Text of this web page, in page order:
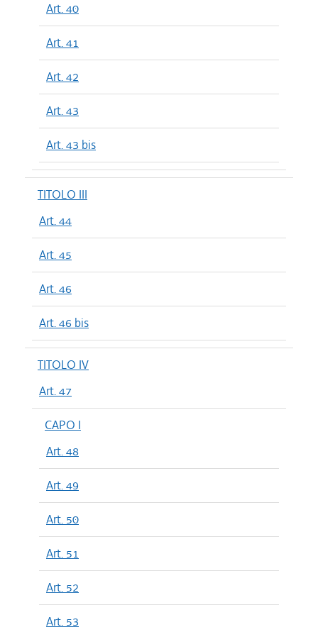
Art. 40
Art. 41
Art. 42
Art. 43
Art. 43 bis
TITOLO III
Art. 44
Art. 45
Art. 46
Art. 46 bis
TITOLO IV
Art. 47
CAPO I
Art. 48
Art. 49
Art. 50
Art. 51
Art. 52
Art. 53